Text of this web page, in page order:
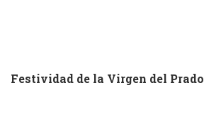
Festividad de la Virgen del Prado